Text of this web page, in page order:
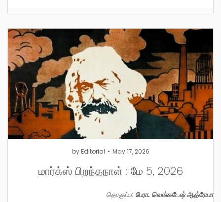
by Editorial May 17, 2026
மார்க்ஸ் பிறந்தநாள் : மே 5, 2026
தொகுப்பு: பேரா. வெங்கடேஷ் ஆத்ரேயா